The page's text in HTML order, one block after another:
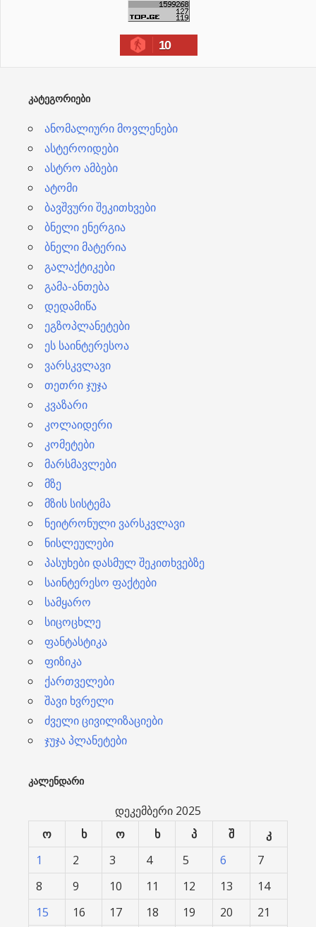
10
ᲙᲐᲢᲔᲒᲝᲠᲘᲔᲑᲘ
ანომალიური მოვლენები
ასტეროიდები
ასტრო ამბები
ატომი
ბავშვური შეკითხვები
ბნელი ენერგია
ბნელი მატერია
გალაქტიკები
გამა-ანთება
დედამიწა
ეგზოპლანეტები
ეს საინტერესოა
ვარსკვლავი
თეთრი ჯუჯა
კვაზარი
კოლაიდერი
კომეტები
მარსმავლები
მზე
მზის სისტემა
ნეიტრონული ვარსკვლავი
ნისლეულები
პასუხები დასმულ შეკითხვებზე
საინტერესო ფაქტები
სამყარო
სიცოცხლე
ფანტასტიკა
ფიზიკა
ქართველები
შავი ხვრელი
ძველი ცივილიზაციები
ჯუჯა პლანეტები
ᲙᲐᲚᲔᲜᲓᲐᲠᲘ
დეკემბერი 2025
ო
ხ ო ხ პ შ
კ
1
2 3 4 5 6
7
8
9 10 11 12 13
14
15
16 17 18 19 20 21